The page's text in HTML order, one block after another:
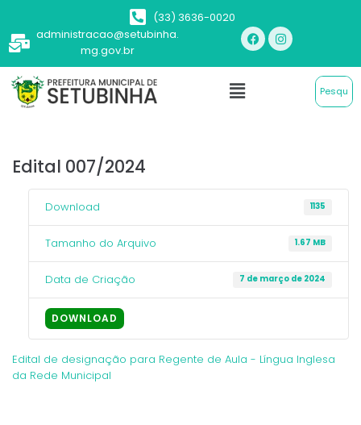
(33) 3636-0020
administracao@setubinha.
mg.gov.br
Edital 007/2024
Download 1135
Tamanho do Arquivo 1.67 MB
Data de Criação 7 de março de 2024
DOWNLOAD
Edital de designação para Regente de Aula - Língua Inglesa
da Rede Municipal